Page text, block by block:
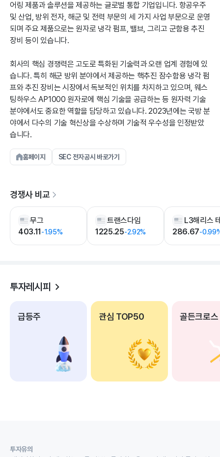
어링 제품과 솔루션을 제공하는 글로벌 통합 기업입니다. 항공우주
및 산업, 방위 전자, 해군 및 전력 부문의 세 가지 사업 부문으로 운영
되며 주요 제품으로는 원자로 냉각 펌프, 밸브, 그리고 군함용 추진
장비 등이 있습니다.
회사의 핵심 경쟁력은 고도로 특화된 기술력과 오랜 업계 경험에 있
습니다. 특히 해군 방위 분야에서 제공하는 핵추진 잠수함용 냉각 펌
프와 추진 장비는 시장에서 독보적인 위치를 차지하고 있으며, 웨스
팅하우스 AP1000 원자로에 핵심 기술을 공급하는 등 원자력 기술
분야에서도 중요한 역할을 담당하고 있습니다. 2023년에는 국방 분
야에서 다수의 기술 혁신상을 수상하며 기술적 우수성을 인정받았
습니다.
홈페이지 SEC 전자공시 바로가기
경쟁사 비교
무그
403.11-1.95%
트랜스다임
1225.25-2.92% 286.67-
투자레시피
급등주 관심 TOP50 골든크로스
투자유의